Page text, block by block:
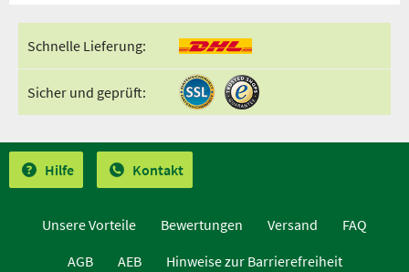
Schnelle Lieferung:
Sicher und geprüft:
Hilfe Kontakt
Unsere Vorteile Bewertungen Versand
FAQ
AGB
AEB
Hinweise zur Barrierefreiheit